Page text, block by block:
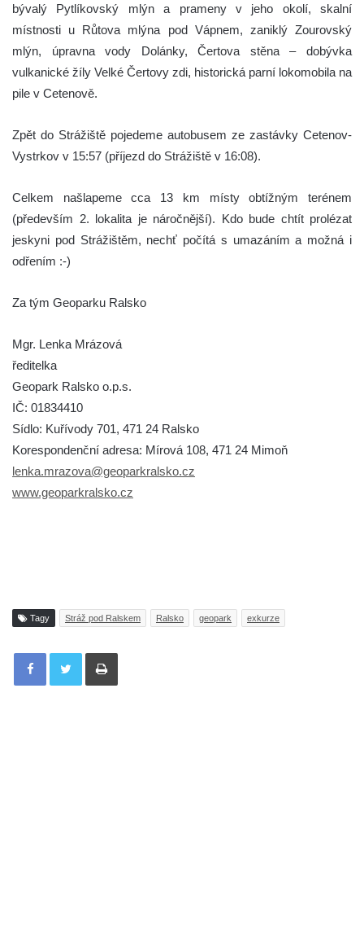
bývalý Pytlíkovský mlýn a prameny v jeho okolí, skalní
místnosti u Růtova mlýna pod Vápnem, zaniklý Zourovský
mlýn, úpravna vody Dolánky, Čertova stěna – dobývka
vulkanické žíly Velké Čertovy zdi, historická parní lokomobila na
pile v Cetenově.
Zpět do Strážiště pojedeme autobusem ze zastávky Cetenov-
Vystrkov v 15:57 (příjezd do Strážiště v 16:08).
Celkem našlapeme cca 13 km místy obtížným terénem
(především 2. lokalita je náročnější). Kdo bude chtít prolézat
jeskyni pod Strážištěm, nechť počítá s umazáním a možná i
odřením :-)
Za tým Geoparku Ralsko
Mgr. Lenka Mrázová
ředitelka
Geopark Ralsko o.p.s.
IČ: 01834410
Sídlo: Kuřívody 701, 471 24 Ralsko
Korespondenční adresa: Mírová 108, 471 24 Mimoň
lenka.mrazova@geoparkralsko.cz
www.geoparkralsko.cz
Tagy Stráž pod Ralskem Ralsko geopark exkurze
Tisknout